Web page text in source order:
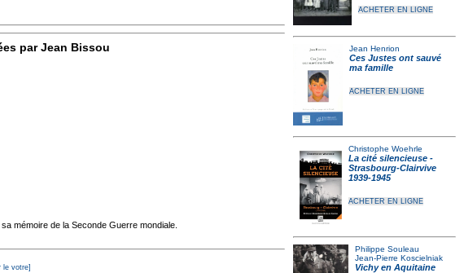
ACHETER EN LIGNE
Jean Henrion
Ces Justes ont sauvé
ma famille
ACHETER EN LIGNE
Christophe Woehrle
La cité silencieuse -
Strasbourg-Clairvive
1939-1945
ACHETER EN LIGNE
Philippe Souleau
Jean-Pierre Koscielniak
Vichy en Aquitaine
par Jean Bissou
mémoire de la Seconde Guerre mondiale.
le votre]